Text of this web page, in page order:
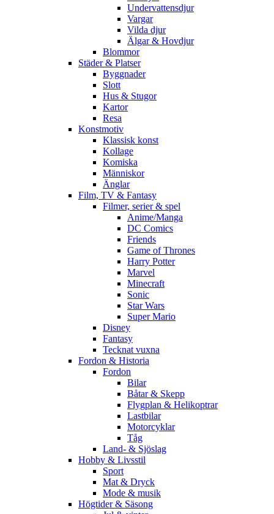
Undervattensdjur
Vargar
Vilda djur
Älgar & Hovdjur
Blommor
Städer & Platser
Byggnader
Slott
Hus & Stugor
Kartor
Resa
Konstmotiv
Klassisk konst
Kollage
Komiska
Människor
Änglar
Film, TV & Fantasy
Filmer, serier & spel
Anime/Manga
DC Comics
Friends
Game of Thrones
Harry Potter
Marvel
Minecraft
Sonic
Star Wars
Super Mario
Disney
Fantasy
Tecknat vuxna
Fordon & Historia
Fordon
Bilar
Båtar & Skepp
Flygplan & Helikoptrar
Lastbilar
Motorcyklar
Tåg
Land- & Sjöslag
Hobby & Livsstil
Sport
Mat & Dryck
Mode & musik
Högtider & Säsong